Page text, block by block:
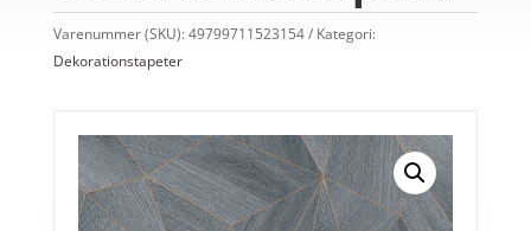
Varenummer (SKU):49799711523154
Kategori:
Dekorationstapeter